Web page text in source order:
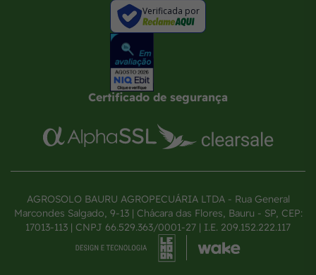
Verificada por
Certificado de segurança
AGROSOLO BAURU AGROPECUÁRIA LTDA - Rua General
Marcondes Salgado, 9-13 | Chácara das Flores, Bauru - SP, CEP:
17013-113 | CNPJ 66.529.363/0001-27 | I.E. 209.152.222.117